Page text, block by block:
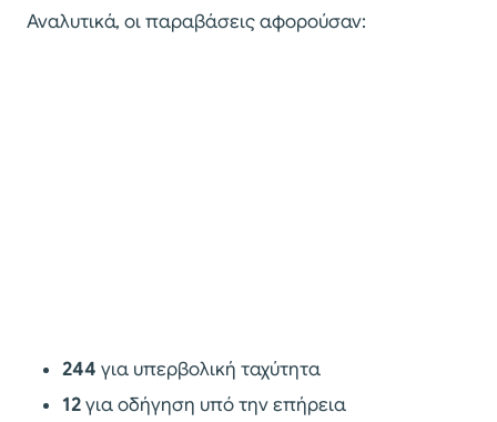
Αναλυτικά, οι παραβάσεις αφορούσαν:
244 για υπερβολική ταχύτητα
12για οδήγηση υπό την επήρεια